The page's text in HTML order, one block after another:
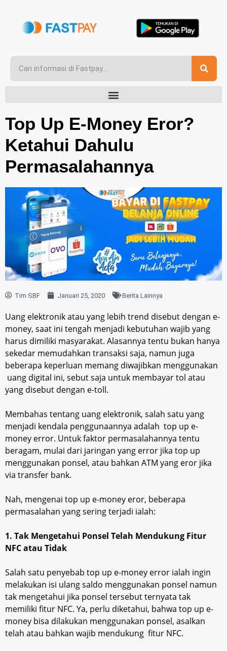
Top Up E-Money Eror?
Ketahui Dahulu
Permasalahannya
Tim SBF Januari 25, 2020 Berita Lainnya
Uang elektronik atau yang lebih trend disebut dengan e-
money, saat ini tengah menjadi kebutuhan wajib yang
harus dimiliki masyarakat. Alasannya tentu bukan hanya
sekedar memudahkan transaksi saja, namun juga
beberapa keperluan memang diwajibkan menggunakan
uang digital ini, sebut saja untuk membayar tol atau
yang disebut dengan e-toll.
Membahas tentang uang elektronik, salah satu yang
menjadi kendala penggunaannya adalah top up e-
money error. Untuk faktor permasalahannya tentu
beragam, mulai dari jaringan yang error jika top up
menggunakan ponsel, atau bahkan ATM yang eror jika
via transfer bank.
Nah, mengenai top up e-money eror, beberapa
permasalahan yang sering terjadi ialah:
1. Tak Mengetahui Ponsel Telah Mendukung Fitur
NFC atau Tidak
Salah satu penyebab top up e-money error ialah ingin
melakukan isi ulang saldo menggunakan ponsel namun
tak mengetahui jika ponsel tersebut ternyata tak
memiliki fitur NFC. Ya, perlu diketahui, bahwa top up e-
money bisa dilakukan menggunakan ponsel, asalkan
telah atau bahkan wajib mendukung fitur NFC.